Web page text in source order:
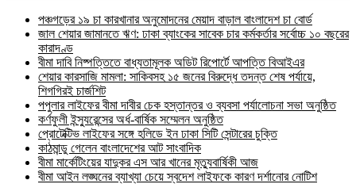
পঞ্চগড়ের ১৯ চা কারখানার অনুমোদনের মেয়াদ বাড়াল বাংলাদেশ চা বোর্ড
জাল শেয়ার জামানতে ঋণ: ঢাকা ব্যাংকের সাবেক চার কর্মকর্তার সর্বোচ্চ ১০ বছরের
কারাদণ্ড
বীমা দাবি নিষ্পত্তিতে বাধ্যতামূলক অডিট রিপোর্টে আপত্তি বিআইএর
শেয়ার কারসাজি মামলা: সাকিবসহ ১৫ জনের বিরুদ্ধে তদন্ত শেষ পর্যায়ে,
শিগগিরই চার্জশিট
পপুলার লাইফের বীমা দাবীর চেক হস্তান্তর ও ব্যবসা পর্যালোচনা সভা অনুষ্ঠিত
কর্ণফুলী ইন্স্যুরেন্সের অর্ধ-বার্ষিক সম্মেলন অনুষ্ঠিত
প্রোটেক্টিভ লাইফের সঙ্গে হলিডে ইন ঢাকা সিটি সেন্টারের চুক্তি
কাঠমান্ডু গেলেন বাংলাদেশের আট সাংবাদিক
বীমা মার্কেটিংয়ের যাদুকর এস আর খানের মৃত্যুবার্ষিকী আজ
বীমা আইন লঙ্ঘনের ব্যাখ্যা চেয়ে স্বদেশ লাইফকে কারণ দর্শানোর নোটিশ